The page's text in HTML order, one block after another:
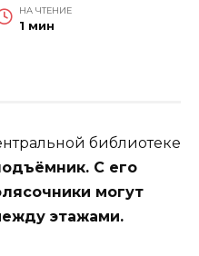
НА ЧТЕНИЕ
1 мин
библиотеке
С его
могут
этажами.